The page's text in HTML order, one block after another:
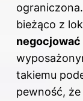
bieżąco z
negocjować
takiemu
pewność,